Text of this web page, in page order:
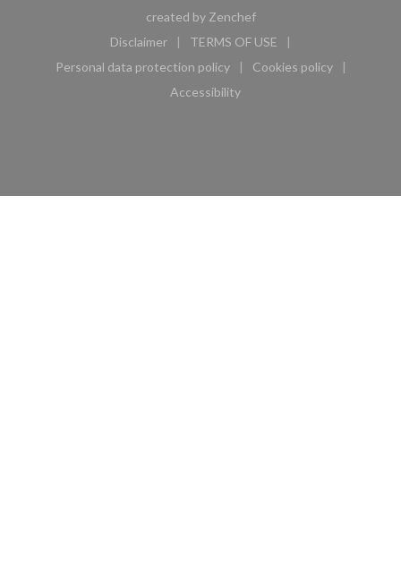
created by Zenchef((opens in a new window))
Disclaimer
((opens in a new window))
TERMS OF USE
((opens in a new window))
Personal data protection policy
((opens in a new window))
Cookies policy
((opens in a new
Accessibility
((opens in a new window))